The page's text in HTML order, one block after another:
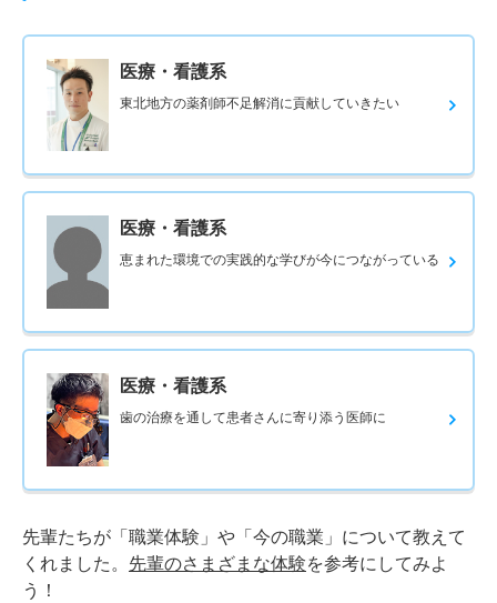
医療・看護系
東北地方の薬剤師不足解消に貢献していきたい
医療・看護系
恵まれた環境での実践的な学びが今につながっている
医療・看護系
歯の治療を通して患者さんに寄り添う医師に
先輩たちが「職業体験」や「今の職業」について教えて
くれました。 先輩のさまざまな体験を参考にしてみよ
う！